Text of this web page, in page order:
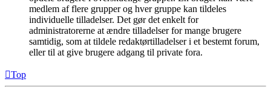
medlem af flere grupper og hver gruppe kan tildeles
individuelle tilladelser. Det gør det enkelt for
administratorerne at ændre tilladelser for mange brugere
samtidig, som at tildele redaktørtilladelser i et bestemt forum,
eller til at give brugere adgang til private fora.
Top